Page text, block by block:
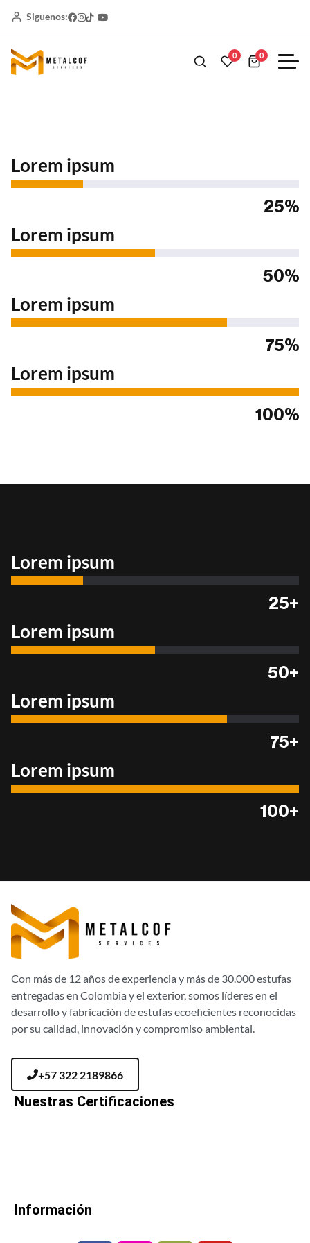
Siguenos:
0 0
Lorem ipsum
25%
Lorem ipsum
50%
Lorem ipsum
75%
Lorem ipsum
100%
Lorem ipsum
25+
Lorem ipsum
50+
Lorem ipsum
75+
Lorem ipsum
100+
Con más de 12 años de experiencia y más de 30.000 estufas
entregadas en Colombia y el exterior, somos líderes en el
desarrollo y fabricación de estufas ecoeficientes reconocidas
por su calidad, innovación y compromiso ambiental.
+57 322 2189866
Nuestras Certificaciones
Información